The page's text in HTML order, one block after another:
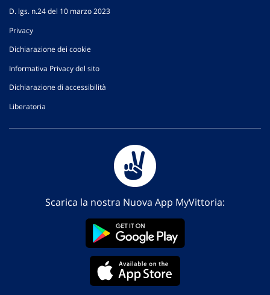
D. lgs. n.24 del 10 marzo 2023
Privacy
Dichiarazione dei cookie
Informativa Privacy del sito
Dichiarazione di accessibilità
Liberatoria
Scarica la nostra Nuova App MyVittoria: